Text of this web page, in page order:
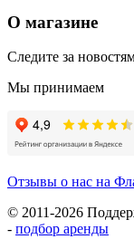
О магазине
Следите за
Мы принимаем
Отзывы о нас на
© 2011-2026
- подбор аренды